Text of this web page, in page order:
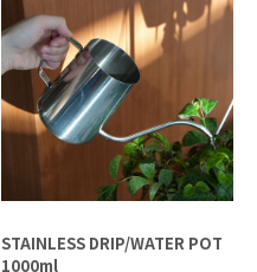
STAINLESS DRIP/WATER POT
1000ml